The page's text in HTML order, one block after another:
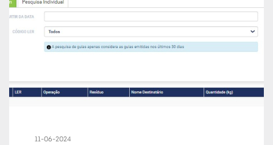
11-06-2024